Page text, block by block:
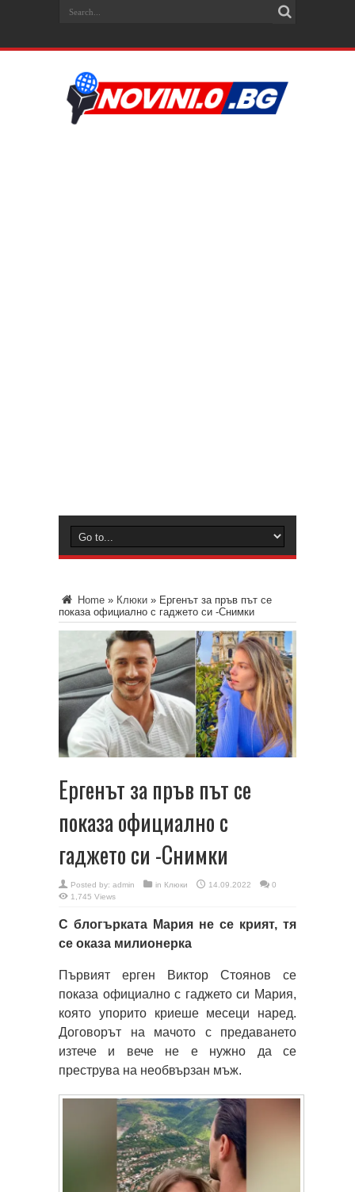
Home » Клюки » Ергенът за пръв път се
показа официално с гаджето си -Снимки
Ергенът за пръв път се
показа официално с
гаджето си -Снимки
Posted by: admin in Клюки 14.09.2022
0
1,745 Views
С блогърката Мария не се крият, тя
се оказа милионерка
Първият ерген Виктор Стоянов се
показа официално с гаджето си Мария,
която упорито криеше месеци наред.
Договорът на мачото с предаването
изтече и вече не е нужно да се
преструва на необвързан мъж.